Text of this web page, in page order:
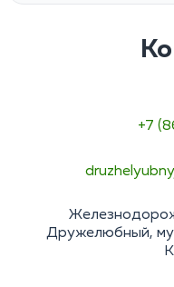
+7
Дружелюбный,